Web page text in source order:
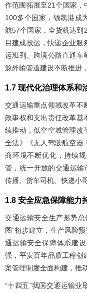
作范围拓展至21个国家，
100多个国家，钱凯港成
航57个国家，全货机达到
目建成投运，快递企业服
运班列、跨境公路直通车
源外输管道建设不断推进
1.7 现代化治理体系和
交通运输重点领域改革不
政事权和支出责任改革基
续推动，低空空域管理改
全法》《无人驾驶航空器
商环境不断优化，持续
管，统一开放的交通运输
传播。货车司机、快递小
1.8 安全应急保障能力
交通运输安全生产形势
图”初步建立，生产风险
通运输安全保障体系建
强，平安百年品质工程创
案管理制度全面构建，推
“十四五”我国交通运输